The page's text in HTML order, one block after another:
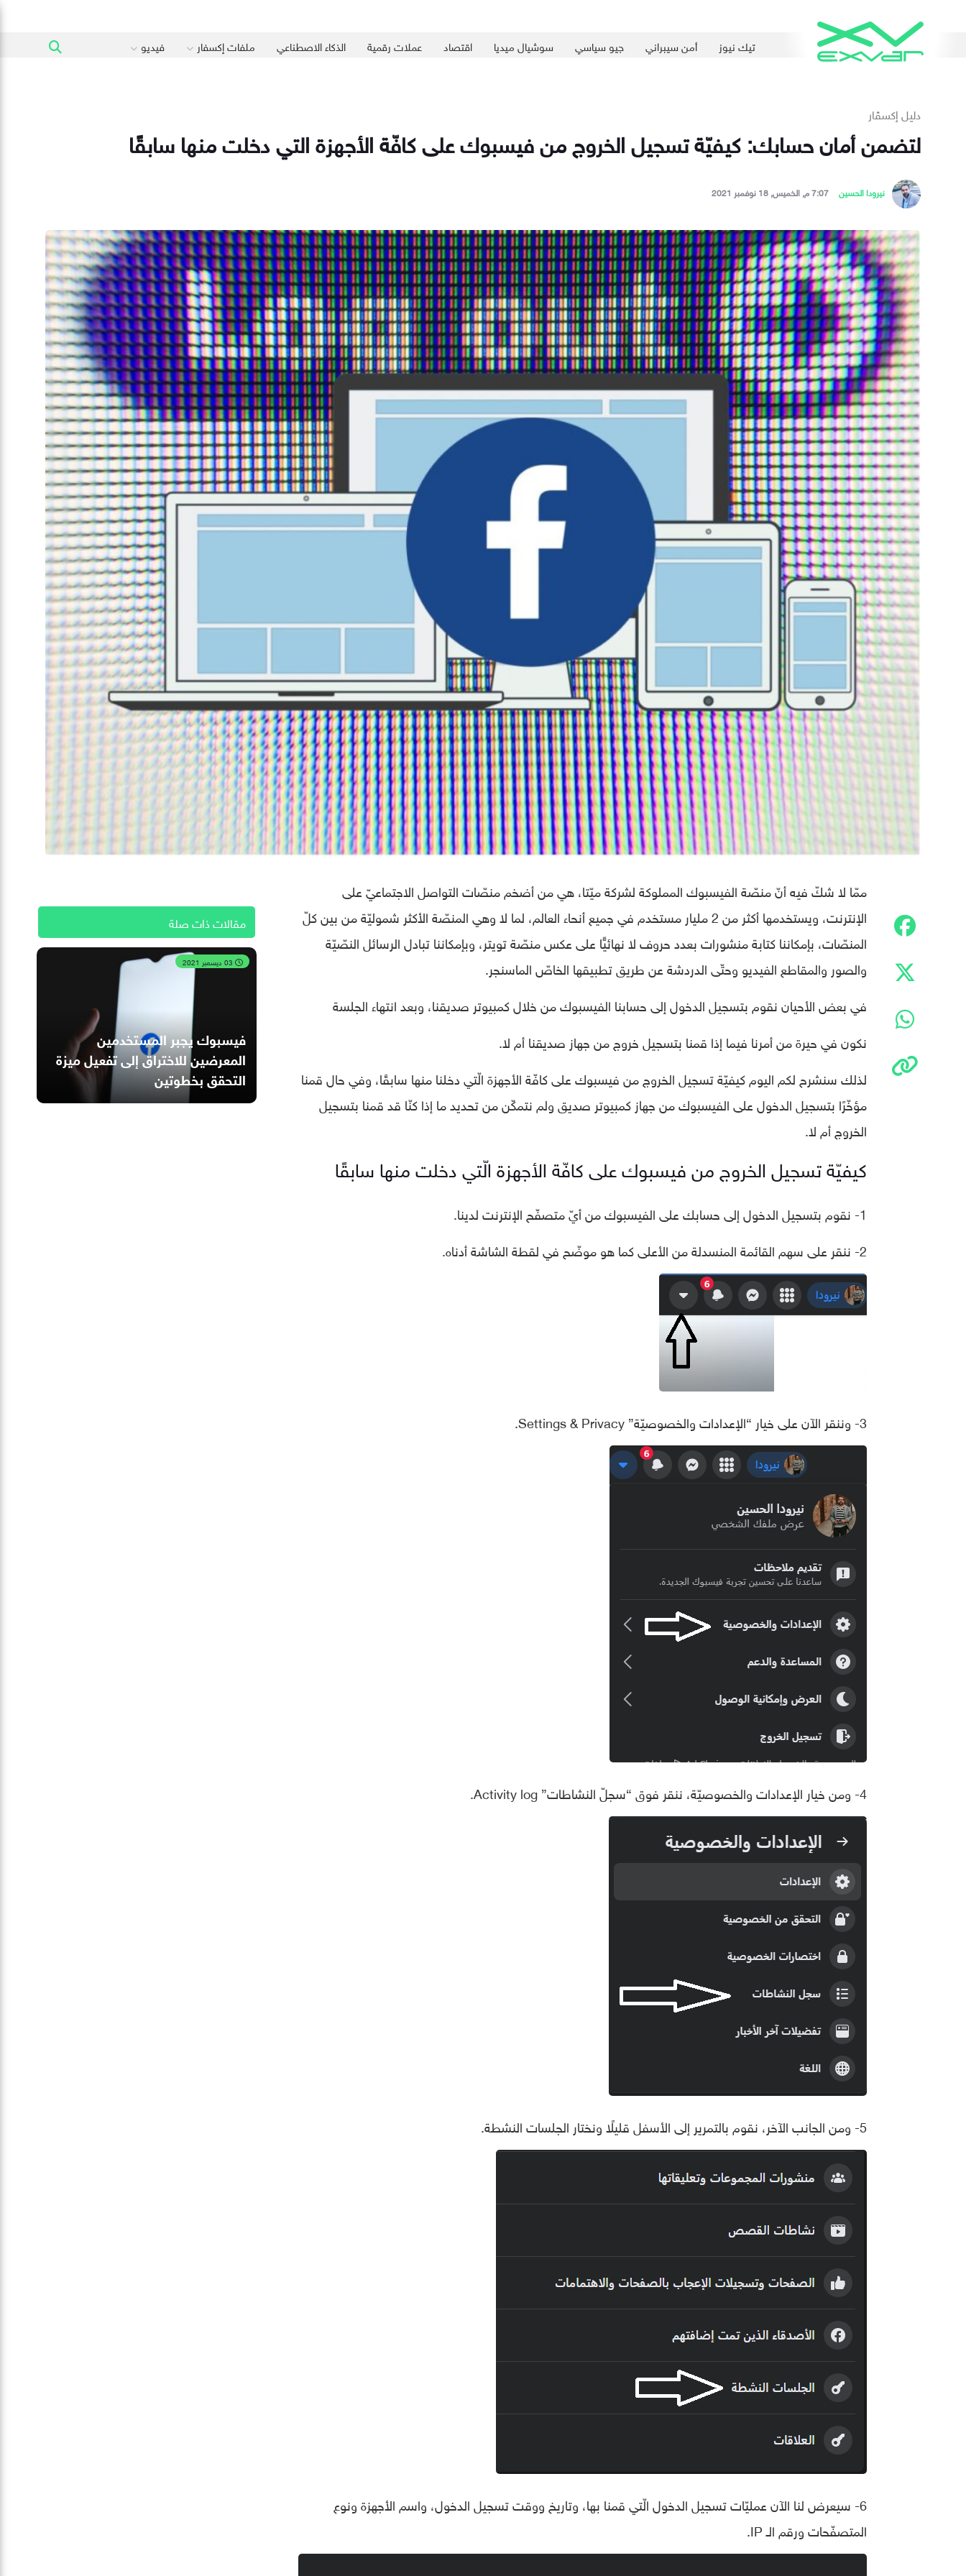
تيك نيوز أمن سيبراني جيو سياسي سوشيال ميديا اقتصاد عملات رقمية الذكاء الاصطناعي ملفات إكسفار فيديو
دليل إكسڤار
لتضمن أمان حسابك: كيفيّة تسجيل الخروج من فيسبوك على كافّة الأجهزة التي دخلت منها سابقًا
نيرودا الحسين 7:07 م, الخميس, 18 نوفمبر 2021
ممّا لا شكّ فيه أنّ منصّة الفيسبوك المملوكة لشركة ميّتا، هي من أضخم منصّات التواصل الاجتماعيّ على
الإنترنت، ويستخدمها أكثر من 2 مليار مستخدم في جميع أنحاء العالم، لما لا وهي المنصّة الأكثر شموليّة من بين كلّ
المنصّات، بإمكاننا كتابة منشورات بعدد حروف لا نهائيًّا على عكس منصّة تويتر، وبإمكاننا تبادل الرسائل النصّيّة
والصور والمقاطع الفيديو وحتّى الدردشة عن طريق تطبيقها الخاصّ الماسنجر.
في بعض الأحيان نقوم بتسجيل الدخول إلى حسابنا الفيسبوك من خلال كمبيوتر صديقنا، وبعد انتهاء الجلسة
نكون في حيرة من أمرنا فيما إذا قمنا بتسجيل خروج من جهاز صديقنا أم لا.
لذلك سنشرح لكم اليوم كيفيّة تسجيل الخروج من فيسبوك على كافّة الأجهزة الّتي دخلنا منها سابقًا، وفي حال قمنا
مؤخّرًا بتسجيل الدخول على الفيسبوك من جهاز كمبيوتر صديق ولم نتمكّن من تحديد ما إذا كنّا قد قمنا بتسجيل
الخروج أم لا.
كيفيّة تسجيل الخروج من فيسبوك على كافّة الأجهزة الّتي دخلت منها سابقًا
1- نقوم بتسجيل الدخول إلى حسابك على الفيسبوك من أيّ متصفّح الإنترنت لدينا.
2- ننقر على سهم القائمة المنسدلة من الأعلى كما هو موضّح في لقطة الشاشة أدناه.
3- وننقر الآن على خيار “الإعدادات والخصوصيّة” Settings & Privacy.
4- ومن خيار الإعدادات والخصوصيّة، ننقر فوق “سجلّ النشاطات” Activity log.
5- ومن الجانب الآخر، نقوم بالتمرير إلى الأسفل قليلًا ونختار الجلسات النشطة.
6- سيعرض لنا الآن عمليّات تسجيل الدخول الّتي قمنا بها، وتاريخ ووقت تسجيل الدخول، واسم الأجهزة ونوع
المتصفّحات ورقم الـ IP.
مقالات ذات صلة
فيسبوك يجبر المستخدمين
المعرضين للاختراق إلى تفعيل ميزة
التحقق بخطوتين